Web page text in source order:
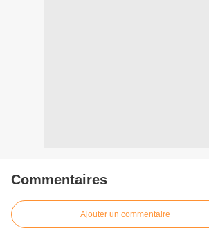
Commentaires
Ajouter un commentaire